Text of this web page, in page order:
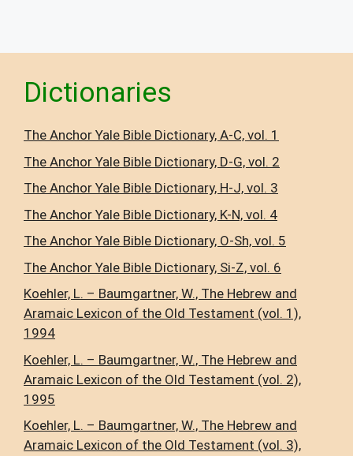
Dictionaries
The Anchor Yale Bible Dictionary, A-C, vol. 1
The Anchor Yale Bible Dictionary, D-G, vol. 2
The Anchor Yale Bible Dictionary, H-J, vol. 3
The Anchor Yale Bible Dictionary, K-N, vol. 4
The Anchor Yale Bible Dictionary, O-Sh, vol. 5
The Anchor Yale Bible Dictionary, Si-Z, vol. 6
Koehler, L. – Baumgartner, W., The Hebrew and
Aramaic Lexicon of the Old Testament (vol. 1),
1994
Koehler, L. – Baumgartner, W., The Hebrew and
Aramaic Lexicon of the Old Testament (vol. 2),
1995
Koehler, L. – Baumgartner, W., The Hebrew and
Aramaic Lexicon of the Old Testament (vol. 3),